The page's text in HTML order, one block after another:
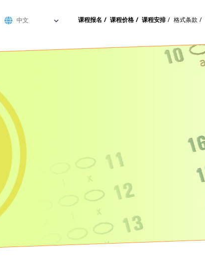
课程报名 课程价格 课程安排 格式条款